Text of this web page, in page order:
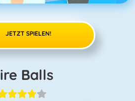
JETZT SPIELEN!
Fire Balls